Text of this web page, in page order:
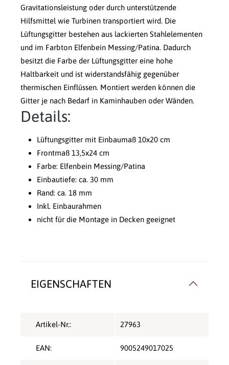
Gravitationsleistung oder durch unterstützende
Hilfsmittel wie Turbinen transportiert wird. Die
Lüftungsgitter bestehen aus lackierten Stahlelementen
und im Farbton Elfenbein Messing/Patina. Dadurch
besitzt die Farbe der Lüftungsgitter eine hohe
Haltbarkeit und ist widerstandsfähig gegenüber
thermischen Einflüssen. Montiert werden können die
Gitter je nach Bedarf in Kaminhauben oder Wänden.
Details:
Lüftungsgitter mit Einbaumaß 10x20 cm
Frontmaß 13,5x24 cm
Farbe: Elfenbein Messing/Patina
Einbautiefe: ca. 30 mm
Rand: ca. 18 mm
Inkl. Einbaurahmen
nicht für die Montage in Decken geeignet
EIGENSCHAFTEN
Artikel-Nr.: 27963
EAN: 9005249017025